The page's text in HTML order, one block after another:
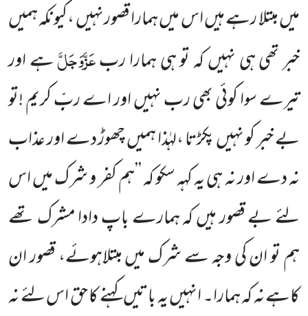
میں مبتلا رہے ہیں اس میں ہمارا قصورنہیں ،کیونکہ ہمیں
خبر تھی ہی نہیں کہ تو ہی ہمارا ربعَزَّوَجَلَّہے اور
تیرے سوا کوئی بھی رب نہیں اور اے ربِّ کریم !تو
بے خبر کو نہیں پکڑتا ،لہٰذا ہمیں چھوڑ دے اور عذاب
نہ دے اور نہ ہی یہ کہہ سکو کہ ’’ہم کفر و شرک میں اس
لئے بے قصور ہیں کہ ہمارے باپ دادا مشرک تھے
ہم تو ان کی وجہ سے شرک میں مبتلاہوئے، قصور ان
کاہے نہ کہ ہمارا۔ انہیں یہ باتیں کہنے کا حق اس لئے نہ